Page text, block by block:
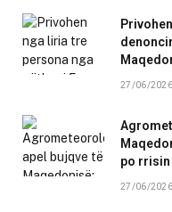
27/06/2026
po rrisin
27/06/2026